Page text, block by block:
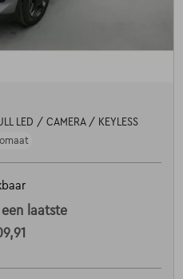
LED / CAMERA / KEYLESS
laatste